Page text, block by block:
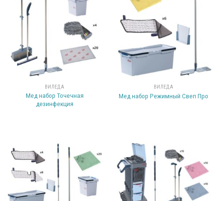
ВИЛЕДА
Мед набор Точечная
дезинфекция
ВИЛЕДА
Мед набор Режимный Свеп Про